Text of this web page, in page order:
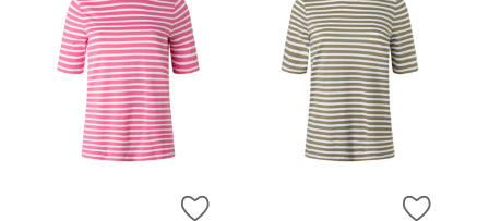
ZUR WUNSCHLISTE HINZUFÜGEN
ZUR